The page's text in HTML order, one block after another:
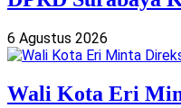
6 Agustus 2026
Wali Kota Eri